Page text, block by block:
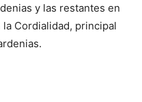
y las restantes en
la Cordialidad, principal